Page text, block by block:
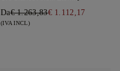
Da€ 1.263,83€ 1.112,17
(IVA INCL)